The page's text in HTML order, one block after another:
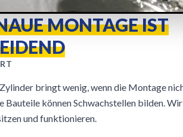
MONTAGE IST
bringt wenig, wenn die Montage
Bauteile können Schwachstellen bilden.
und funktionieren.